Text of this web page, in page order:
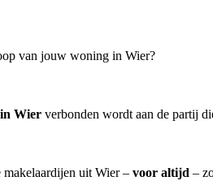
van jouw woning in Wier?
Wier verbonden wordt aan de partij
uit Wier – voor altijd –